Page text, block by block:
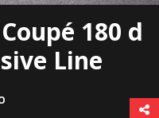
Coupé 180 d
Line